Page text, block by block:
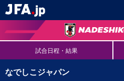
試合日程・結果
なでしこジャパン